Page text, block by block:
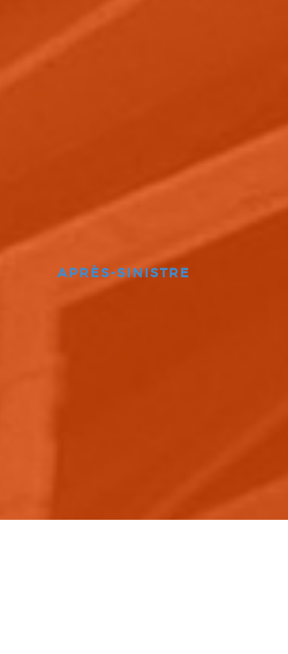
APRÈS-SINISTRE